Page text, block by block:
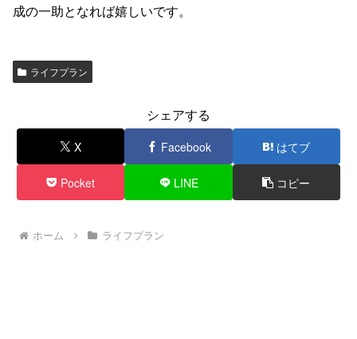
成の一助となれば嬉しいです。
ライフプラン
シェアする
X Facebook はてブ
Pocket LINE コピー
ホーム ライフプラン